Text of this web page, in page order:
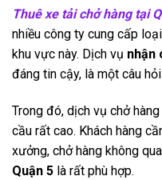
Thuê xe tải chở hàng tại
nhiều công ty cung cấp
khu vực này. Dịch vụ nhận
đáng tin cậy, là một câu
Trong đó, dịch vụ chở
cầu rất cao. Khách hàng
xưởng, chở hàng không
Quận 5 là rất phù hợp.